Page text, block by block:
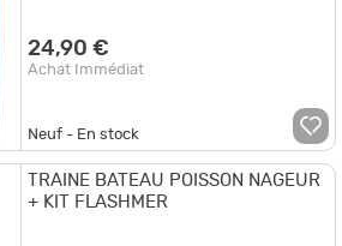
24,90 €
Achat Immédiat
Neuf - En stock
TRAINE BATEAU POISSON NAGEUR
+ KIT FLASHMER